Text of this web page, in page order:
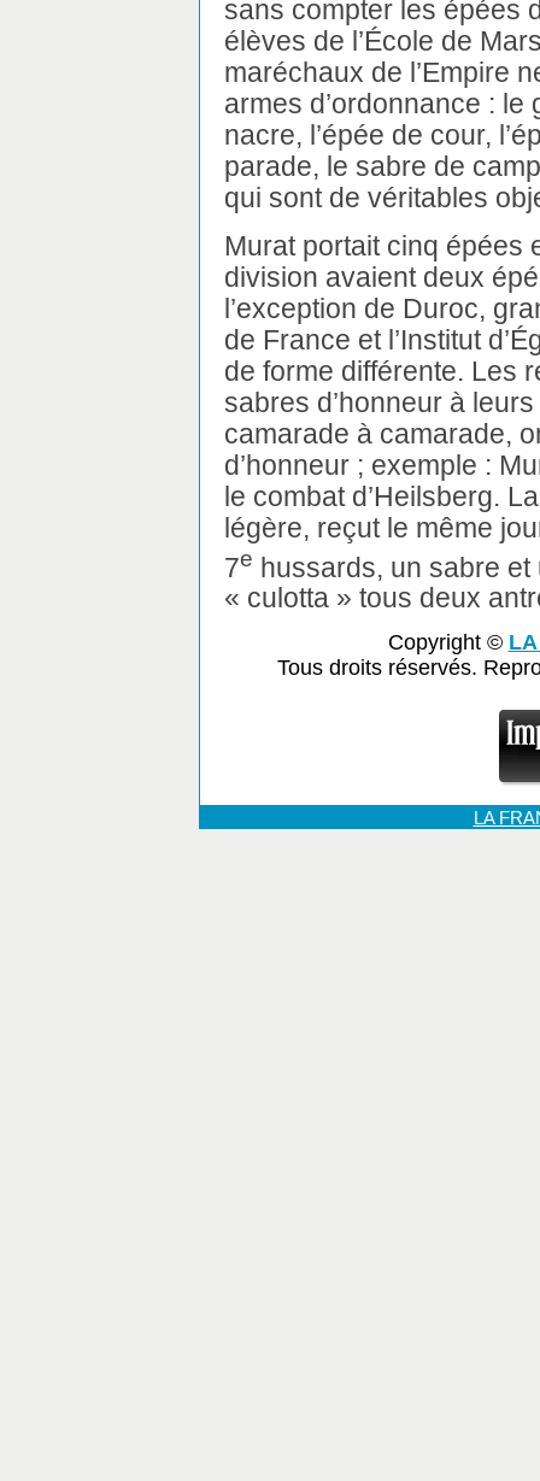
sans compter les épées
élèves de l’École de
maréchaux de l’Empire
armes d’ordonnance : le
nacre, l’épée de cour,
parade, le sabre de
qui sont de véritables
Murat portait cinq épées
division avaient deux
l’exception de Duroc,
de France et l’Institut
de forme différente. Les
sabres d’honneur à
camarade à camarade,
d’honneur ; exemple :
le combat d’Heilsberg.
légère, reçut le même
7e hussards, un sabre et
« culotta » tous deux
Copyright ©
Tous droits réservés.
LA